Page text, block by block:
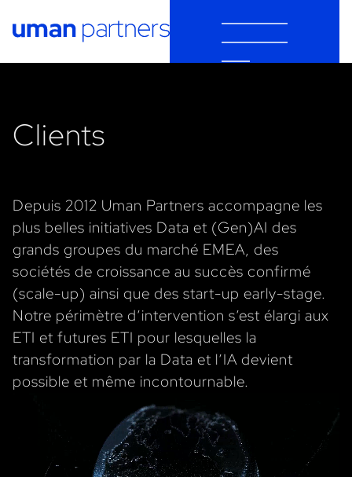
Clients
Depuis 2012 Uman Partners accompagne les
plus belles initiatives Data et (Gen)AI des
grands groupes du marché EMEA, des
sociétés de croissance au succès confirmé
(scale-up) ainsi que des start-up early-stage.
Notre périmètre d’intervention s’est élargi aux
ETI et futures ETI pour lesquelles la
transformation par la Data et l’IA devient
possible et même incontournable.